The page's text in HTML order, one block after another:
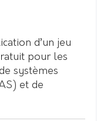
d’un jeu
pour les
systèmes
et de